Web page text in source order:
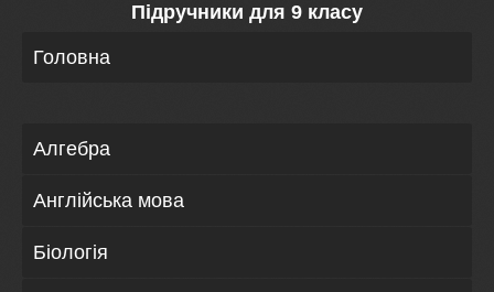
Підручники для 9 класу
Головна
Алгебра
Англійська мова
Біологія